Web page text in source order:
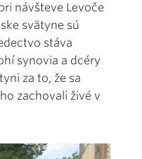
návšteve Levoče
svätyne sú
stáva
synovia a dcéry
za to, že sa
zachovali živé v